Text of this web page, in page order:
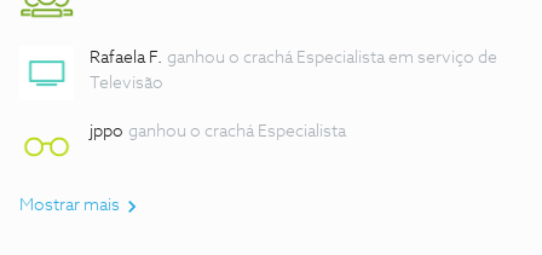
Rafaela F. ganhou o crachá Especialista em serviço de
Televisão
jppo ganhou o crachá Especialista
Mostrar mais